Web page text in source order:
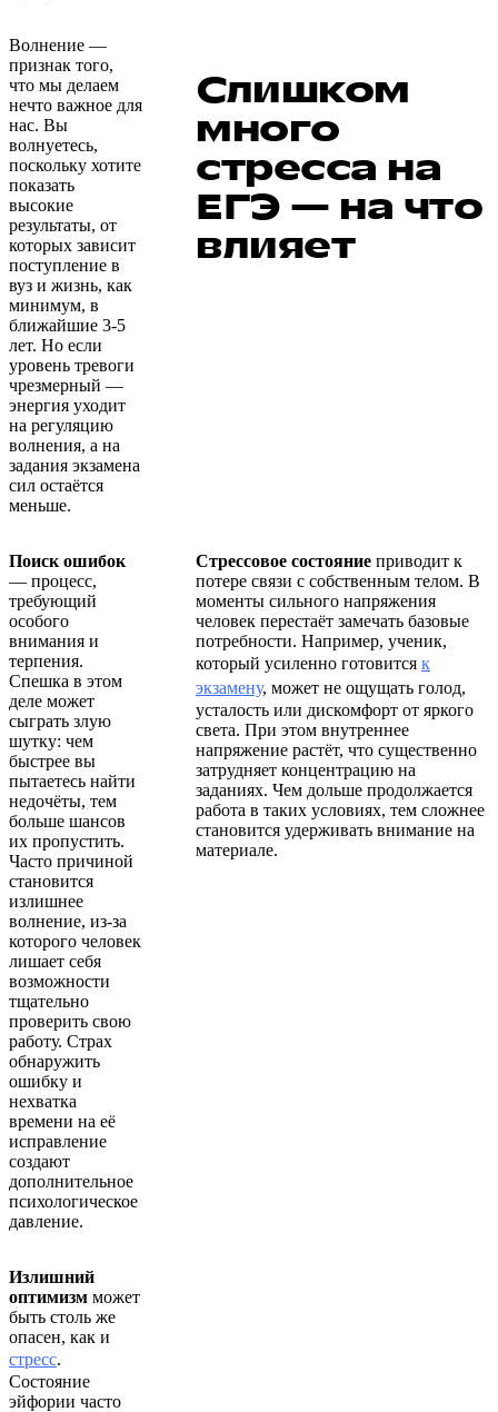
Волнение —
признак того,
что мы делаем
нечто важное для
нас. Вы
волнуетесь,
поскольку хотите
показать
высокие
результаты, от
которых зависит
поступление в
вуз и жизнь, как
минимум, в
ближайшие 3-5
лет. Но если
уровень тревоги
чрезмерный —
энергия уходит
на регуляцию
волнения, а на
задания экзамена
сил остаётся
меньше.
Слишком
много
стресса на
ЕГЭ — на что
влияет
Поиск ошибок
— процесс,
требующий
особого
внимания и
терпения.
Спешка в этом
деле может
сыграть злую
шутку: чем
быстрее вы
пытаетесь найти
недочёты, тем
больше шансов
их пропустить.
Часто причиной
становится
излишнее
волнение, из-за
которого человек
лишает себя
возможности
тщательно
проверить свою
работу. Страх
обнаружить
ошибку и
нехватка
времени на её
исправление
создают
дополнительное
психологическое
давление.
Стрессовое состояние приводит к
потере связи с собственным телом. В
моменты сильного напряжения
человек перестаёт замечать базовые
потребности. Например, ученик,
который усиленно готовится к
экзамену, может не ощущать голод,
усталость или дискомфорт от яркого
света. При этом внутреннее
напряжение растёт, что существенно
затрудняет концентрацию на
заданиях. Чем дольше продолжается
работа в таких условиях, тем сложнее
становится удерживать внимание на
материале.
Излишний
оптимизм может
быть столь же
опасен, как и
стресс.
Состояние
эйфории часто